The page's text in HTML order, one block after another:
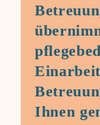
Ihnen